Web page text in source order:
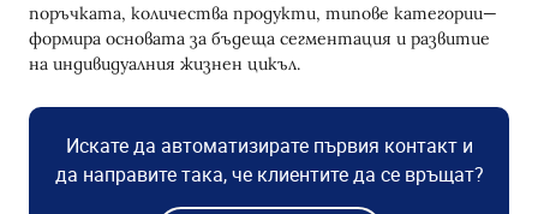
поръчката, количества продукти, типове категории—
формира основата за бъдеща сегментация и развитие
на индивидуалния жизнен цикъл.
Искате да автоматизирате първия контакт и
да направите така, че клиентите да се връщат?